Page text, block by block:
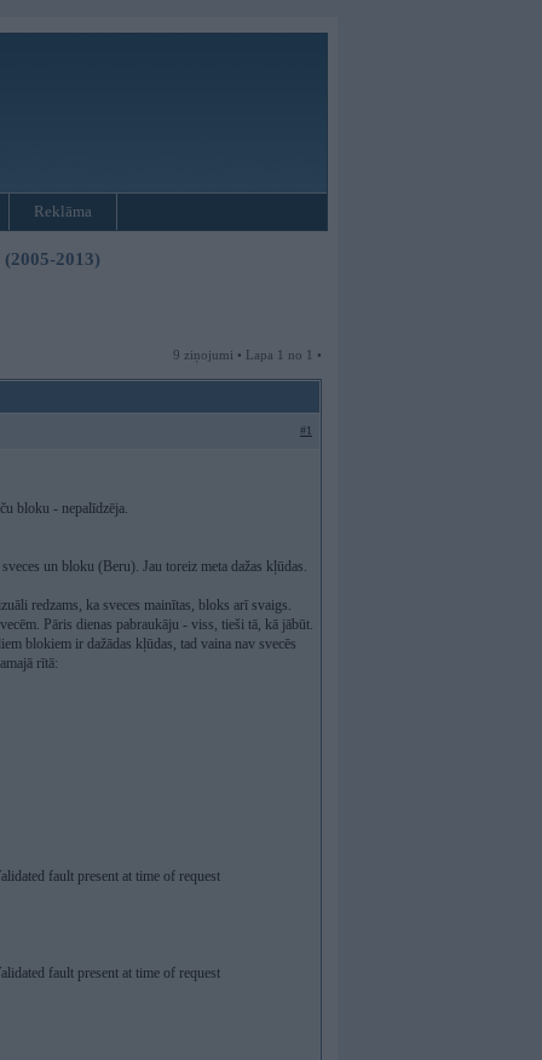
Reklāma
2013)
9 ziņojumi • Lapa 1 no 1 •
#1
bloku - nepalīdzēja.
un bloku (Beru). Jau toreiz meta dažas kļūdas.
redzams, ka sveces mainītas, bloks arī svaigs.
Pāris dienas pabraukāju - viss, tieši tā, kā jābūt.
blokiem ir dažādas kļūdas, tad vaina nav svecēs
rītā:
fault present at time of request
fault present at time of request